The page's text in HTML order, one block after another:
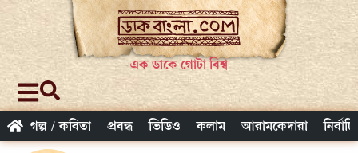
এক ডাকে গোটা বিশ্ব
গল্প / কবিতা প্রবন্ধ ভিডিও কলাম আরামকেদারা